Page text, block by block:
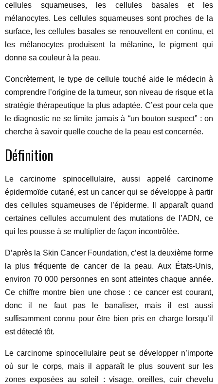
cellules squameuses, les cellules basales et les
mélanocytes. Les cellules squameuses sont proches de la
surface, les cellules basales se renouvellent en continu, et
les mélanocytes produisent la mélanine, le pigment qui
donne sa couleur à la peau.
Concrètement, le type de cellule touché aide le médecin à
comprendre l’origine de la tumeur, son niveau de risque et la
stratégie thérapeutique la plus adaptée. C’est pour cela que
le diagnostic ne se limite jamais à “un bouton suspect” : on
cherche à savoir quelle couche de la peau est concernée.
Définition
Le carcinome spinocellulaire, aussi appelé carcinome
épidermoïde cutané, est un cancer qui se développe à partir
des cellules squameuses de l’épiderme. Il apparaît quand
certaines cellules accumulent des mutations de l’ADN, ce
qui les pousse à se multiplier de façon incontrôlée.
D’après la Skin Cancer Foundation, c’est la deuxième forme
la plus fréquente de cancer de la peau. Aux États-Unis,
environ 70 000 personnes en sont atteintes chaque année.
Ce chiffre montre bien une chose : ce cancer est courant,
donc il ne faut pas le banaliser, mais il est aussi
suffisamment connu pour être bien pris en charge lorsqu’il
est détecté tôt.
Le carcinome spinocellulaire peut se développer n’importe
où sur le corps, mais il apparaît le plus souvent sur les
zones exposées au soleil : visage, oreilles, cuir chevelu